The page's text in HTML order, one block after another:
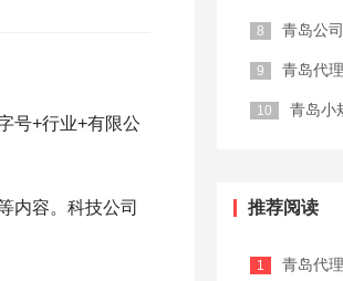
号+行业+有限公
内容。科技公司
青岛公司股
青岛代理
青岛小规
推荐阅读
青岛代理